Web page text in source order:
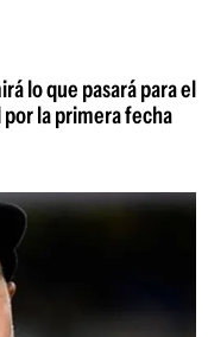
lo que pasará para el
la primera fecha